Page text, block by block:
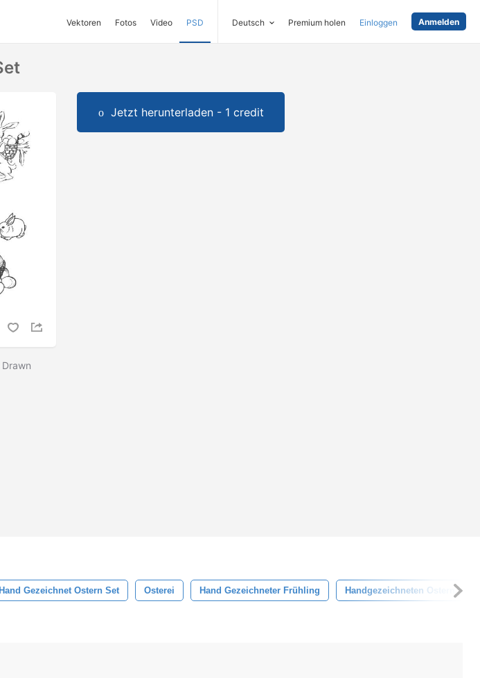
Vektoren Fotos Video PSD Deutsch Premium holen Einloggen Anmelden
Drawn
Jetzt herunterladen - 1 credit
Hand Gezeichnet Ostern Set Osterei Hand Gezeichneter Frühling Handgezeichneten Ostern